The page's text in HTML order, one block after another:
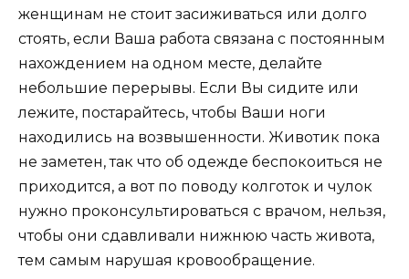
женщинам не стоит засиживаться или долго
стоять, если Ваша работа связана с постоянным
нахождением на одном месте, делайте
небольшие перерывы. Если Вы сидите или
лежите, постарайтесь, чтобы Ваши ноги
находились на возвышенности. Животик пока
не заметен, так что об одежде беспокоиться не
приходится, а вот по поводу колготок и чулок
нужно проконсультироваться с врачом, нельзя,
чтобы они сдавливали нижнюю часть живота,
тем самым нарушая кровообращение.